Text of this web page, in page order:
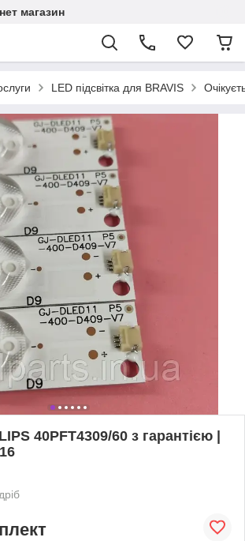
магазин
LED підсвітка для BRAVIS
40PFT4309/60 з гарантією |